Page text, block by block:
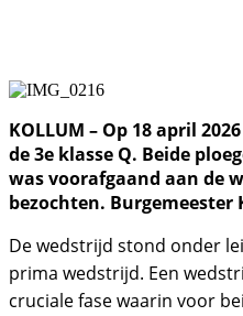
KOLLUM – Op 18 april
de 3e klasse Q. Beide
was voorafgaand aan de
bezochten. Burgemeester
De wedstrijd stond onder
prima wedstrijd. Een
cruciale fase waarin voor